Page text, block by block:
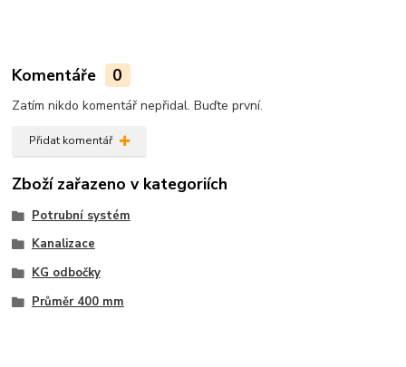
Komentáře 0
Zatím nikdo komentář nepřidal. Buďte první.
Přidat komentář
Zboží zařazeno v kategoriích
Potrubní systém
Kanalizace
KG odbočky
Průměr 400 mm